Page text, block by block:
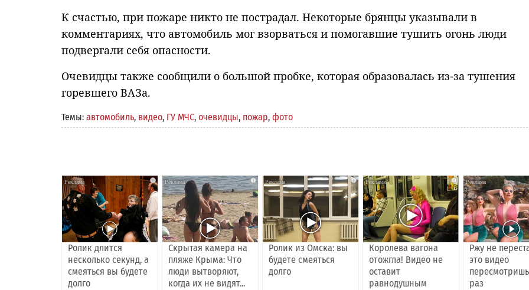
К счастью, при пожаре никто не пострадал. Некоторые брянцы указывали в
комментариях, что автомобиль мог взорваться и помогавшие тушить огонь люди
подвергали себя опасности.
Очевидцы также сообщили о большой пробке, которая образовалась из-за тушения
горевшего ВАЗа.
Темы: автомобиль, видео, ГУ МЧС, очевидцы, пожар, фото
i
Ролик длится
несколько секунд, а
смеяться вы будете
долго
i
Скрытая камера на
пляже Крыма: Что
люди вытворяют,
когда их не видят...
i
Ролик из Омска: вы
будете смеяться
долго
i
Королева вагона
отожгла! Видео не
оставит
равнодушным
Ржу не
это видео
раз